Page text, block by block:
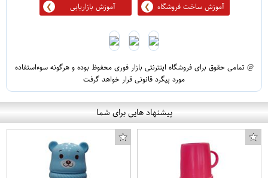
آموزش ساخت فروشگاه آموزش بازاریابی
@ تمامی حقوق برای فروشگاه اینترنتی بازار فوری محفوظ بوده و هرگونه سوءاستفاده
مورد پیگرد قانونی قرار خواهد گرفت
پیشنهاد هایی برای شما